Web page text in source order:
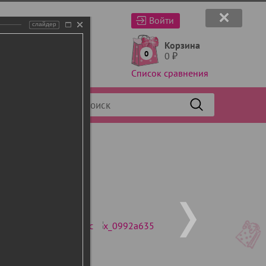
Войти
0
Корзина
0 ₽
Список сравнения
слайдер